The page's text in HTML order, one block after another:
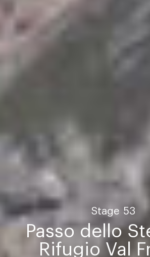
Stage 53
Passo dello
Rifugio Val